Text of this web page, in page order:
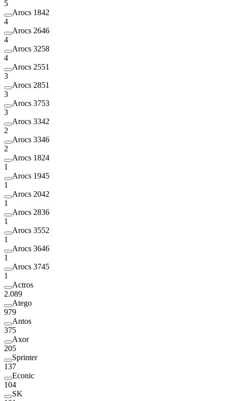
5
Arocs 1842
4
Arocs 2646
4
Arocs 3258
4
Arocs 2551
3
Arocs 2851
3
Arocs 3753
3
Arocs 3342
2
Arocs 3346
2
Arocs 1824
1
Arocs 1945
1
Arocs 2042
1
Arocs 2836
1
Arocs 3552
1
Arocs 3646
1
Arocs 3745
1
Actros
2.089
Atego
979
Antos
375
Axor
205
Sprinter
137
Econic
104
SK